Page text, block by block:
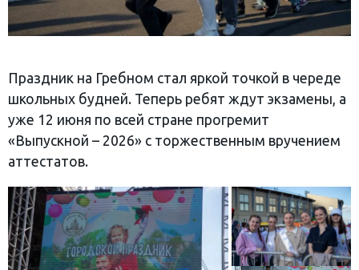
Праздник на Гребном стал яркой точкой в череде
школьных будней. Теперь ребят ждут экзамены, а
уже 12 июня по всей стране прогремит
«Выпускной – 2026» с торжественным вручением
аттестатов.